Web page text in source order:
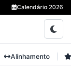
Calendário 2026
Alinhamento